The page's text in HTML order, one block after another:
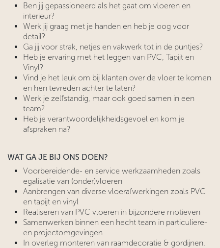
Ben jij gepassioneerd als het gaat om vloeren en
interieur?
Werk jij graag met je handen en heb je oog voor
detail?
Ga jij voor strak, netjes en vakwerk tot in de puntjes?
Heb je ervaring met het leggen van PVC, Tapijt en
Vinyl?
Vind je het leuk om bij klanten over de vloer te komen
en hen tevreden achter te laten?
Werk je zelfstandig, maar ook goed samen in een
team?
Heb je verantwoordelijkheidsgevoel en kom je
afspraken na?
WAT GA JE BIJ ONS DOEN?
Voorbereidende- en service werkzaamheden zoals
egalisatie van (onder)vloeren
Aanbrengen van diverse vloerafwerkingen zoals PVC
en tapijt en vinyl
Realiseren van PVC vloeren in bijzondere motieven
Samenwerken binnen een hecht team in particuliere-
en projectomgevingen
In overleg monteren van raamdecoratie & gordijnen.